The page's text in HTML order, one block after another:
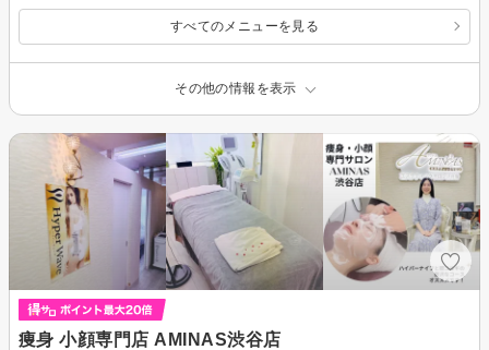
すべてのメニューを見る
その他の情報を表示
痩身 小顔専門店 AMINAS渋谷店